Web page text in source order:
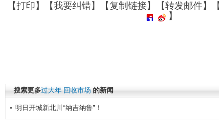
【打印】【我要纠错】【复制链接】【转发邮件】
】
搜索更多过大年 回收市场 的新闻
明日开城新北川“纳吉纳鲁”！